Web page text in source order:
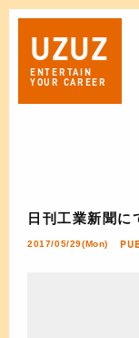
UZUZ
ENTERTAIN
YOUR CAREER
日刊工業新聞に
2017/05/29(Mon)